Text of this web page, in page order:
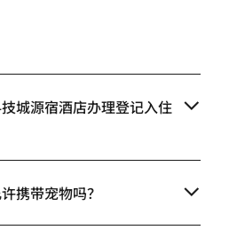
城源宿酒店办理登记入住
携带宠物吗？